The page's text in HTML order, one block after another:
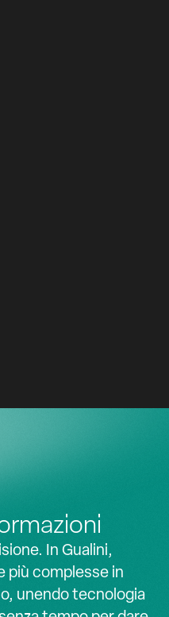
In Gualini,
più complesse in
unendo tecnologia